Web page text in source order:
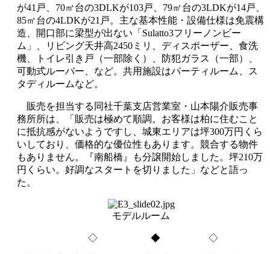
が41戸、70㎡台の3DLKが103戸、79㎡台の3LDKが14戸、
85㎡台の4LDKが21戸。主な基本性能・設備仕様は免震構
造、開口部に梁型が出ない「Sulatto3フリーノンビー
ム」、リビング天井高2450ミリ、ディスポーザー、食洗
機、トイレ引き戸（一部除く）、防犯ガラス（一部）、
可動式ルーバー、など。共用施設はパーティルーム、ス
タディルームなど。
販売を担当する同社千葉支店営業室・山本陽介販売事
務所所は、「販売は極めて順調。お客様は柏に住むこと
に抵抗感がないようですし、城東エリアは坪300万円くら
いしており、価格的な優位性もあります。競合する物件
もありません。『南船橋』も分譲開始しました。坪210万
円くらい。好調なスタートを切りました」などと語っ
た。
モデルルーム
◇ ◆ ◇